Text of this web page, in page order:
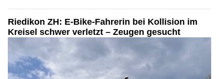
Riedikon ZH: E-Bike-Fahrerin bei Kollision im
Kreisel schwer verletzt – Zeugen gesucht